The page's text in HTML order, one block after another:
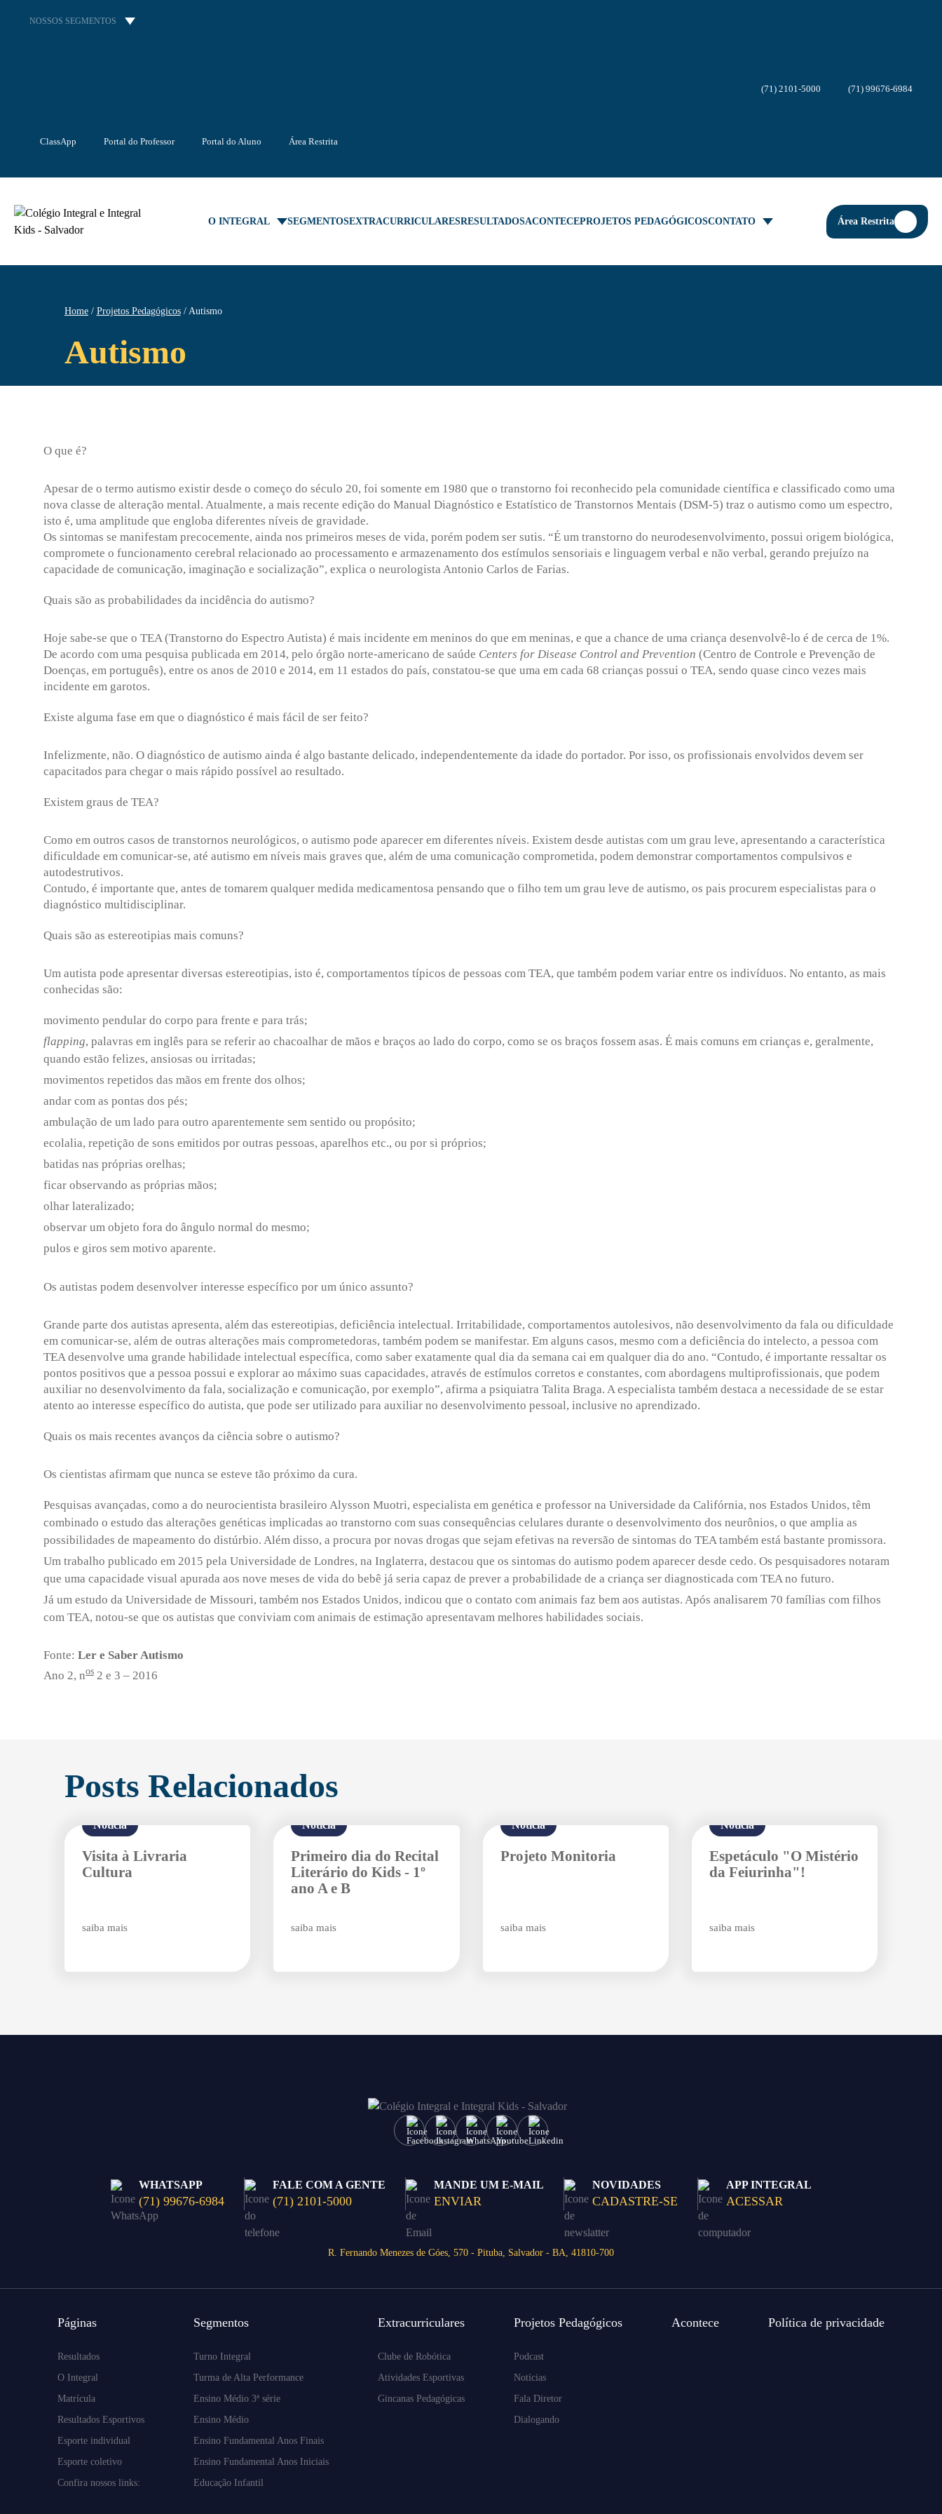
NOSSOS SEGMENTOS
ClassApp Portal do Professor Portal do Aluno Área Restrita
(71) 2101-5000 (71) 99676-6984
O INTEGRAL SEGMENTOSEXTRACURRICULARESRESULTADOSACONTECEPROJETOS PEDAGÓGICOSCONTATO Área Restrita
Home Projetos Pedagógicos Autismo
Autismo
O que é?
Apesar de o termo autismo existir desde o começo do século 20, foi somente em 1980 que o transtorno foi reconhecido pela comunidade científica e classificado como uma
nova classe de alteração mental. Atualmente, a mais recente edição do Manual Diagnóstico e Estatístico de Transtornos Mentais (DSM-5) traz o autismo como um espectro,
isto é, uma amplitude que engloba diferentes níveis de gravidade.
Os sintomas se manifestam precocemente, ainda nos primeiros meses de vida, porém podem ser sutis. “É um transtorno do neurodesenvolvimento, possui origem biológica,
compromete o funcionamento cerebral relacionado ao processamento e armazenamento dos estímulos sensoriais e linguagem verbal e não verbal, gerando prejuízo na
capacidade de comunicação, imaginação e socialização”, explica o neurologista Antonio Carlos de Farias.
Quais são as probabilidades da incidência do autismo?
Hoje sabe-se que o TEA (Transtorno do Espectro Autista) é mais incidente em meninos do que em meninas, e que a chance de uma criança desenvolvê-lo é de cerca de 1%.
De acordo com uma pesquisa publicada em 2014, pelo órgão norte-americano de saúde Centers for Disease Control and Prevention (Centro de Controle e Prevenção de
Doenças, em português), entre os anos de 2010 e 2014, em 11 estados do país, constatou-se que uma em cada 68 crianças possui o TEA, sendo quase cinco vezes mais
incidente em garotos.
Existe alguma fase em que o diagnóstico é mais fácil de ser feito?
Infelizmente, não. O diagnóstico de autismo ainda é algo bastante delicado, independentemente da idade do portador. Por isso, os profissionais envolvidos devem ser
capacitados para chegar o mais rápido possível ao resultado.
Existem graus de TEA?
Como em outros casos de transtornos neurológicos, o autismo pode aparecer em diferentes níveis. Existem desde autistas com um grau leve, apresentando a característica
dificuldade em comunicar-se, até autismo em níveis mais graves que, além de uma comunicação comprometida, podem demonstrar comportamentos compulsivos e
autodestrutivos.
Contudo, é importante que, antes de tomarem qualquer medida medicamentosa pensando que o filho tem um grau leve de autismo, os pais procurem especialistas para o
diagnóstico multidisciplinar.
Quais são as estereotipias mais comuns?
Um autista pode apresentar diversas estereotipias, isto é, comportamentos típicos de pessoas com TEA, que também podem variar entre os indivíduos. No entanto, as mais
conhecidas são:
movimento pendular do corpo para frente e para trás;
flapping, palavras em inglês para se referir ao chacoalhar de mãos e braços ao lado do corpo, como se os braços fossem asas. É mais comuns em crianças e, geralmente,
quando estão felizes, ansiosas ou irritadas;
movimentos repetidos das mãos em frente dos olhos;
andar com as pontas dos pés;
ambulação de um lado para outro aparentemente sem sentido ou propósito;
ecolalia, repetição de sons emitidos por outras pessoas, aparelhos etc., ou por si próprios;
batidas nas próprias orelhas;
ficar observando as próprias mãos;
olhar lateralizado;
observar um objeto fora do ângulo normal do mesmo;
pulos e giros sem motivo aparente.
Os autistas podem desenvolver interesse específico por um único assunto?
Grande parte dos autistas apresenta, além das estereotipias, deficiência intelectual. Irritabilidade, comportamentos autolesivos, não desenvolvimento da fala ou dificuldade
em comunicar-se, além de outras alterações mais comprometedoras, também podem se manifestar. Em alguns casos, mesmo com a deficiência do intelecto, a pessoa com
TEA desenvolve uma grande habilidade intelectual específica, como saber exatamente qual dia da semana cai em qualquer dia do ano. “Contudo, é importante ressaltar os
pontos positivos que a pessoa possui e explorar ao máximo suas capacidades, através de estímulos corretos e constantes, com abordagens multiprofissionais, que podem
auxiliar no desenvolvimento da fala, socialização e comunicação, por exemplo”, afirma a psiquiatra Talita Braga. A especialista também destaca a necessidade de se estar
atento ao interesse específico do autista, que pode ser utilizado para auxiliar no desenvolvimento pessoal, inclusive no aprendizado.
Quais os mais recentes avanços da ciência sobre o autismo?
Os cientistas afirmam que nunca se esteve tão próximo da cura.
Pesquisas avançadas, como a do neurocientista brasileiro Alysson Muotri, especialista em genética e professor na Universidade da Califórnia, nos Estados Unidos, têm
combinado o estudo das alterações genéticas implicadas ao transtorno com suas consequências celulares durante o desenvolvimento dos neurônios, o que amplia as
possibilidades de mapeamento do distúrbio. Além disso, a procura por novas drogas que sejam efetivas na reversão de sintomas do TEA também está bastante promissora.
Um trabalho publicado em 2015 pela Universidade de Londres, na Inglaterra, destacou que os sintomas do autismo podem aparecer desde cedo. Os pesquisadores notaram
que uma capacidade visual apurada aos nove meses de vida do bebê já seria capaz de prever a probabilidade de a criança ser diagnosticada com TEA no futuro.
Já um estudo da Universidade de Missouri, também nos Estados Unidos, indicou que o contato com animais faz bem aos autistas. Após analisarem 70 famílias com filhos
com TEA, notou-se que os autistas que conviviam com animais de estimação apresentavam melhores habilidades sociais.
Fonte: Ler e Saber Autismo
Ano 2, nos 2 e 3 – 2016
Posts Relacionados
Notícia
Visita à Livraria
Cultura
saiba mais
Notícia
Primeiro dia do Recital
Literário do Kids - 1º
ano A e B
saiba mais
Notícia
Projeto Monitoria
saiba mais
Notícia
Espetáculo "O Mistério
da Feiurinha"!
saiba mais
WHATSAPP
(71) 99676-6984
FALE COM A GENTE
(71) 2101-5000
MANDE UM E-MAIL
ENVIAR
NOVIDADES
CADASTRE-SE
APP INTEGRAL
ACESSAR
R. Fernando Menezes de Góes, 570 - Pituba, Salvador - BA, 41810-700
Páginas
Resultados
O Integral
Matrícula
Resultados Esportivos
Esporte individual
Esporte coletivo
Confira nossos links:
Segmentos
Turno Integral
Turma de Alta Performance
Ensino Médio 3ª série
Ensino Médio
Ensino Fundamental Anos Finais
Ensino Fundamental Anos Iniciais
Educação Infantil
Extracurriculares
Clube de Robótica
Atividades Esportivas
Gincanas Pedagógicas
Projetos Pedagógicos
Podcast
Notícias
Fala Diretor
Dialogando
Acontece Política de privacidade
Agende uma visita
Enviar E-mail